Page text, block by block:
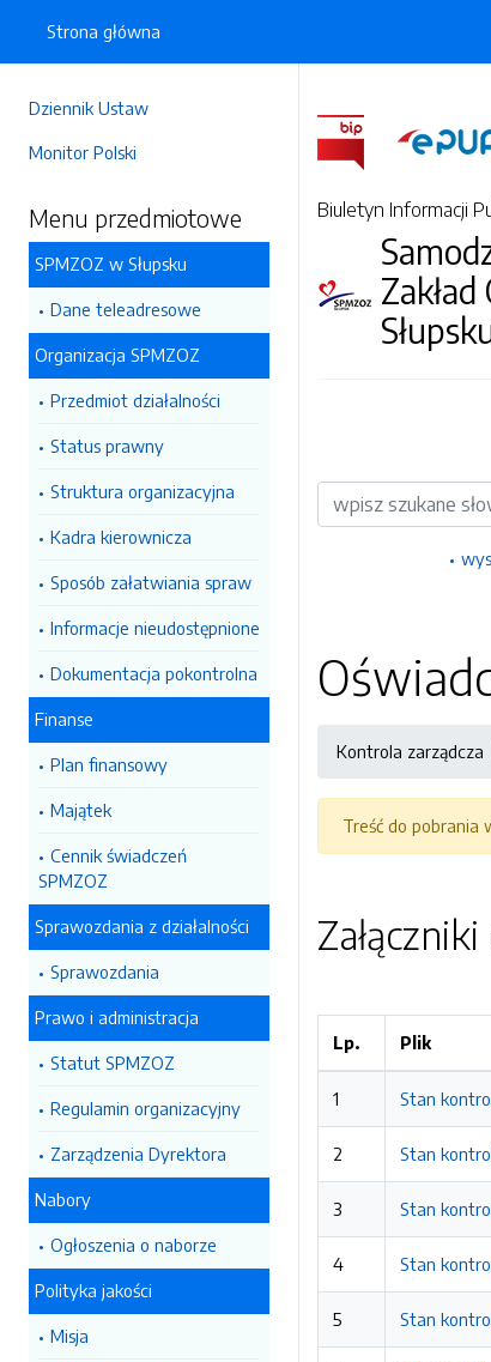
Dziennik Ustaw
Monitor Polski
Menu przedmiotowe
SPMZOZ w Słupsku
Dane teleadresowe
Organizacja SPMZOZ
Przedmiot działalności
Status prawny
Struktura organizacyjna
Kadra kierownicza
Sposób załatwiania spraw
Informacje nieudostępnione
Dokumentacja pokontrolna
Finanse
Plan finansowy
Majątek
Cennik świadczeń
SPMZOZ
Sprawozdania z działalności
Sprawozdania
Prawo i administracja
Statut SPMZOZ
Regulamin organizacyjny
Zarządzenia Dyrektora
Nabory
Ogłoszenia o naborze
Polityka jakości
Misja
Strona główna
Biuletyn Informacji
Wyszukiwarka
Kontrola zarządcza
Treść do pobrania
Lp. Plik
1 Stan
2 Stan
3 Stan
4 Stan
5 Stan